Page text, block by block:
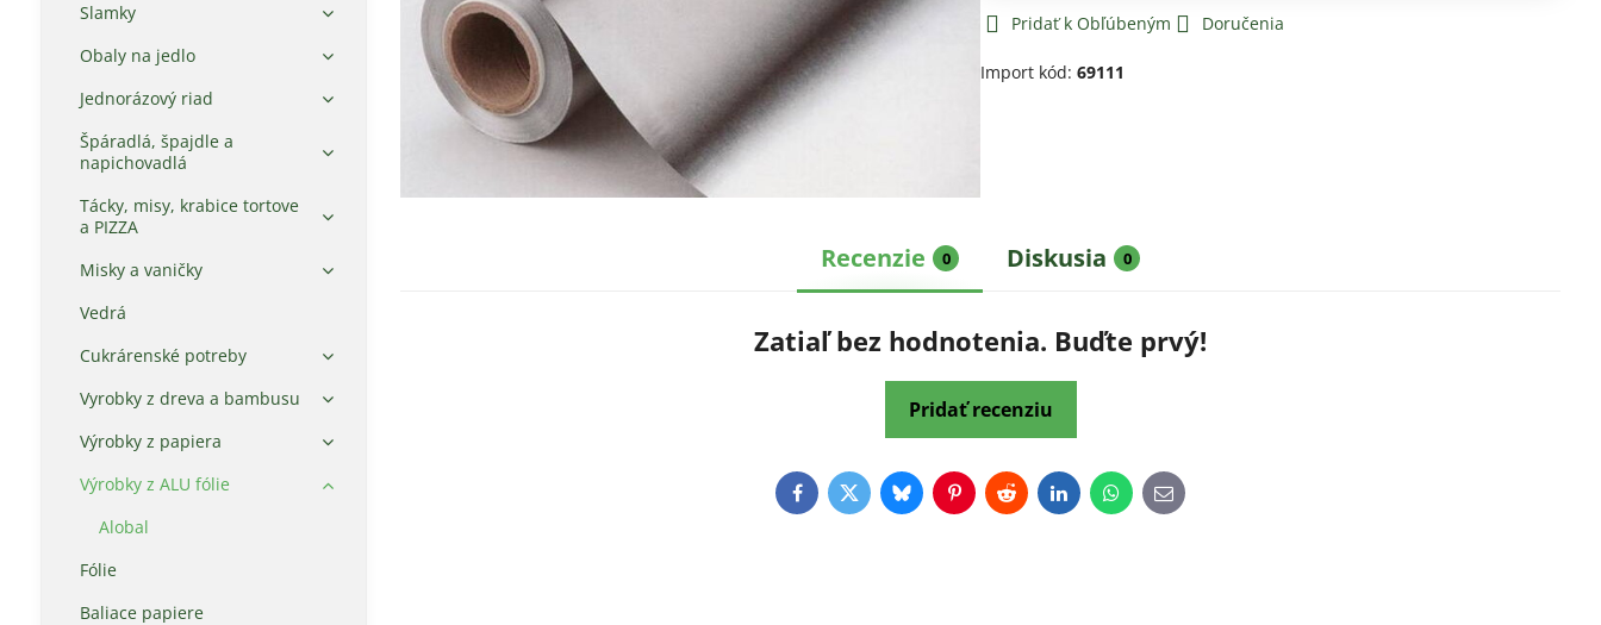
Pridať k Obľúbeným Doručenia
Import kód:69111
Recenzie 0 Diskusia 0
Zatiaľ bez hodnotenia. Buďte prvý!
Pridať recenziu
FacebookTwitterBlueskyPinterestRedditLinkedInWhatsApp
E-
mail
Slamky
Obaly na jedlo
Jednorázový riad
Špáradlá, špajdle a
napichovadlá
Tácky, misy, krabice tortove
a PIZZA
Misky a vaničky
Vedrá
Cukrárenské potreby
Vyrobky z dreva a bambusu
Výrobky z papiera
Výrobky z ALU fólie
Alobal
Fólie
Baliace papiere